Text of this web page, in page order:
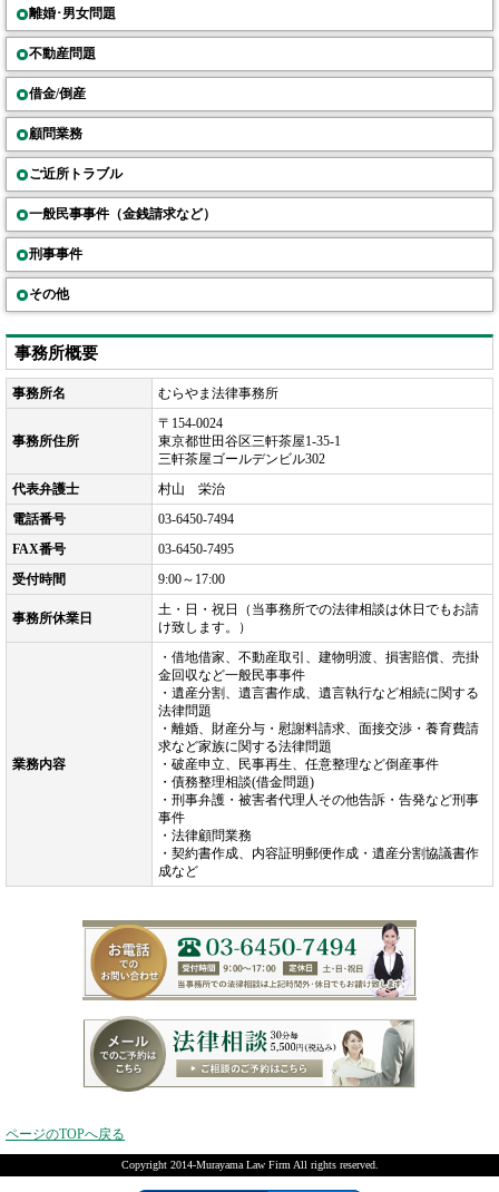
離婚･男女問題
不動産問題
借金/倒産
顧問業務
ご近所トラブル
一般民事事件（金銭請求など）
刑事事件
その他
事務所概要
事務所名 むらやま法律事務所
事務所住所
〒154-0024
東京都世田谷区三軒茶屋1-35-1
三軒茶屋ゴールデンビル302
代表弁護士
村山 栄治
電話番号
03-6450-7494
FAX番号
03-6450-7495
受付時間
9:00～17:00
事務所休業日
土・日・祝日（当事務所での法律相談は休日でもお請
け致します。）
業務内容
・借地借家、不動産取引、建物明渡、損害賠償、売掛
金回収など一般民事事件
・遺産分割、遺言書作成、遺言執行など相続に関する
法律問題
・離婚、財産分与・慰謝料請求、面接交渉・養育費請
求など家族に関する法律問題
・破産申立、民事再生、任意整理など倒産事件
・債務整理相談(借金問題)
・刑事弁護・被害者代理人その他告訴・告発など刑事
事件
・法律顧問業務
・契約書作成、内容証明郵便作成・遺産分割協議書作
成など
ページのTOPへ戻る
Copyright 2014-Murayama Law Firm All rights reserved.